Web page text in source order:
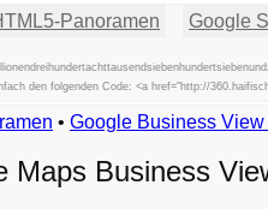
Panoramen Google
den folgenden Code: <a href="http://
• Google Business
Maps Business